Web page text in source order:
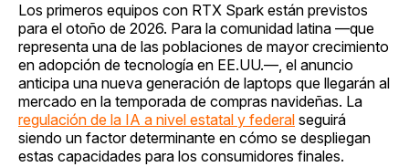
Los primeros equipos con RTX Spark están previstos
para el otoño de 2026. Para la comunidad latina —que
representa una de las poblaciones de mayor crecimiento
en adopción de tecnología en EE.UU.—, el anuncio
anticipa una nueva generación de laptops que llegarán al
mercado en la temporada de compras navideñas. La
regulación de la IA a nivel estatal y federal seguirá
siendo un factor determinante en cómo se despliegan
estas capacidades para los consumidores finales.